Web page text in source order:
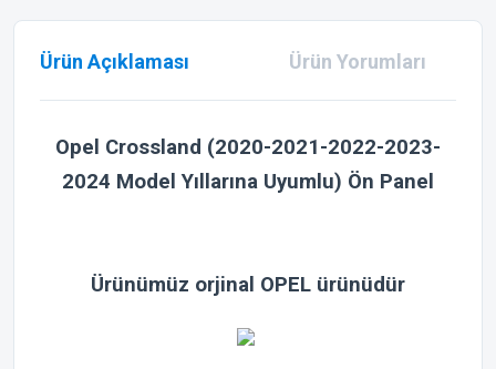
Ürün Açıklaması Ürün Yorumları
Opel Crossland (2020-2021-2022-2023-
2024 Model Yıllarına Uyumlu) Ön Panel
Ürünümüz orjinal OPEL ürünüdür